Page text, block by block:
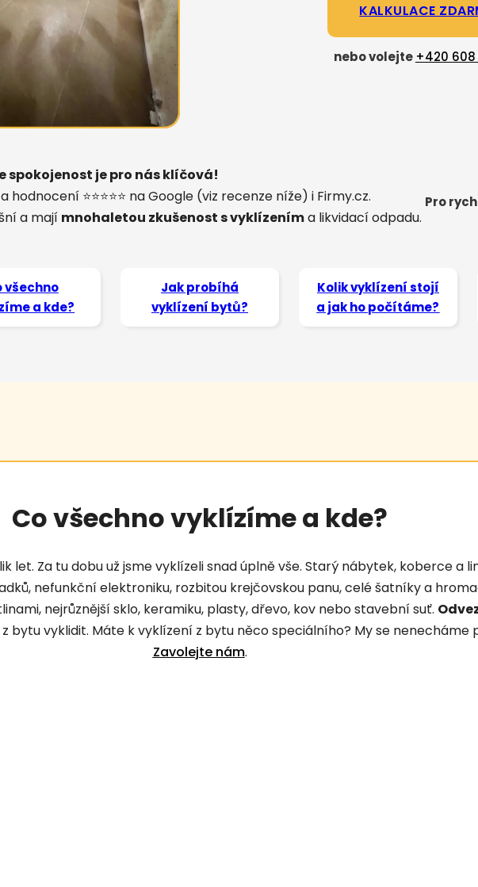
KALKULACE
nebo volejte +420 608
spokojenost je pro nás klíčová!
⭐⭐⭐⭐⭐ na Google (viz recenze níže) i Firmy.cz.
a mají mnohaletou zkušenost s vyklízeníma likvidací odpadu.
Pro
všechno
a kde?
Jak probíhá
vyklízení bytů?
Kolik vyklízení stojí
a jak ho počítáme?
Co všechno vyklízíme a kde?
let. Za tu dobu už jsme vyklízeli snad úplně vše. Starý nábytek, koberce a
nefunkční elektroniku, rozbitou krejčovskou panu, celé šatníky a
nejrůznější sklo, keramiku, plasty, dřevo, kov nebo stavební suť.
bytu vyklidit. Máte k vyklízení z bytu něco speciálního? My se nenecháme
Zavolejte nám.